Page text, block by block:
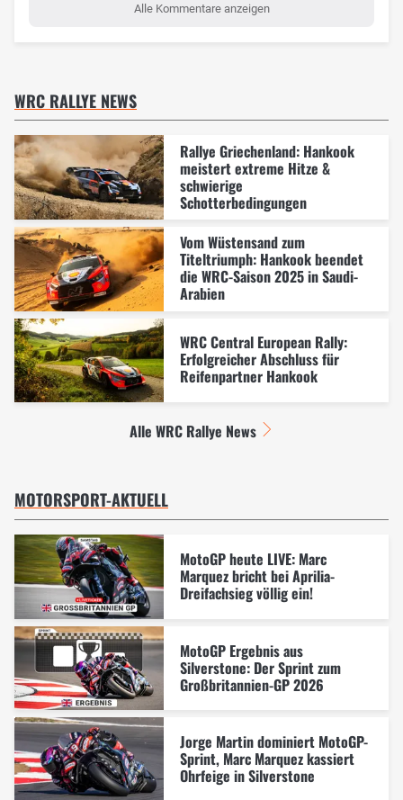
Alle Kommentare anzeigen
WRC RALLYE NEWS
Rallye Griechenland: Hankook
meistert extreme Hitze &
schwierige
Schotterbedingungen
Vom Wüstensand zum
Titeltriumph: Hankook beendet
die WRC-Saison 2025 in Saudi-
Arabien
WRC Central European Rally:
Erfolgreicher Abschluss für
Reifenpartner Hankook
Alle WRC Rallye News
MOTORSPORT-AKTUELL
MotoGP heute LIVE: Marc
Marquez bricht bei Aprilia-
Dreifachsieg völlig ein!
MotoGP Ergebnis aus
Silverstone: Der Sprint zum
Großbritannien-GP 2026
Jorge Martin dominiert MotoGP-
Sprint, Marc Marquez kassiert
Ohrfeige in Silverstone